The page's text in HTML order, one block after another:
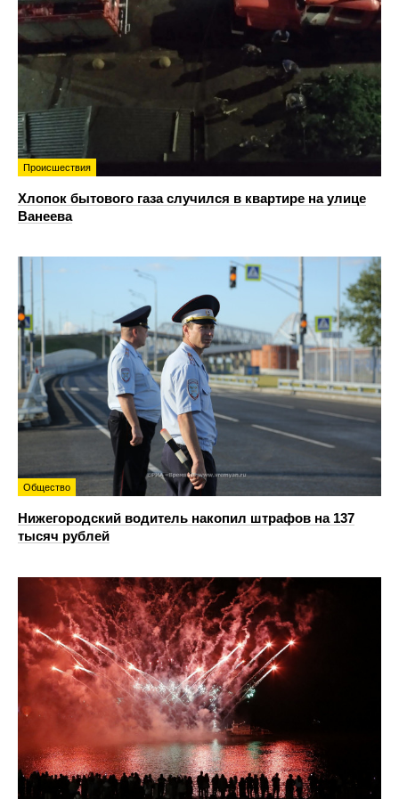
Происшествия
Хлопок бытового газа случился в квартире на улице
Ванеева
Общество
Нижегородский водитель накопил штрафов на 137
тысяч рублей